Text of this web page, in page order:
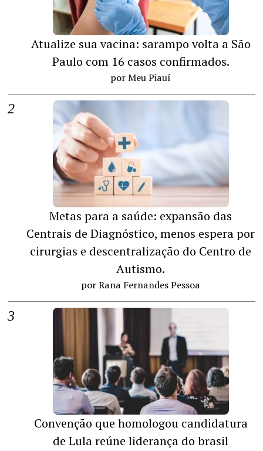
Atualize sua vacina: sarampo volta a São
Paulo com 16 casos confirmados.
por Meu Piauí
Metas para a saúde: expansão das
Centrais de Diagnóstico, menos espera por
cirurgias e descentralização do Centro de
Autismo.
por Rana Fernandes Pessoa
Convenção que homologou candidatura
de Lula reúne liderança do brasil